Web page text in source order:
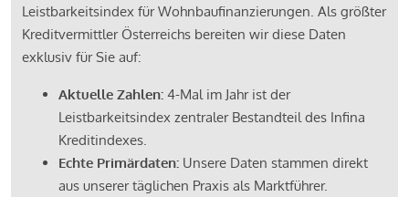
Leistbarkeitsindex für Wohnbaufinanzierungen. Als größter
Kreditvermittler Österreichs bereiten wir diese Daten
exklusiv für Sie auf:
Aktuelle Zahlen: 4-Mal im Jahr ist der
Leistbarkeitsindex zentraler Bestandteil des Infina
Kreditindexes.
Echte Primärdaten: Unsere Daten stammen direkt
aus unserer täglichen Praxis als Marktführer.